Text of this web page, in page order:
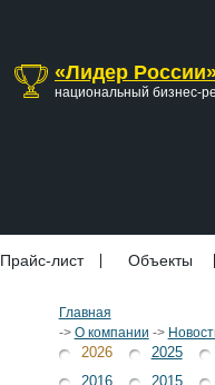
«Лидер
национальный бизнес-
Прайс-лист Объекты
Главная
-> О компании ->
2026
2025
2016
2015